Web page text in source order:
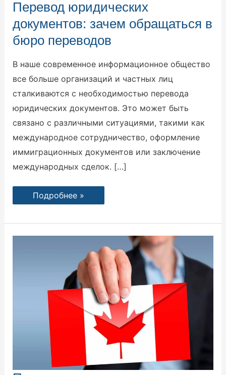
Перевод юридических
документов: зачем обращаться в
бюро переводов
В наше современное информационное общество
все больше организаций и частных лиц
сталкиваются с необходимостью перевода
юридических документов. Это может быть
связано с различными ситуациями, такими как
международное сотрудничество, оформление
иммиграционных документов или заключение
международных сделок. […]
Перевод
юридических
документов:
зачем
в
Подробнее »